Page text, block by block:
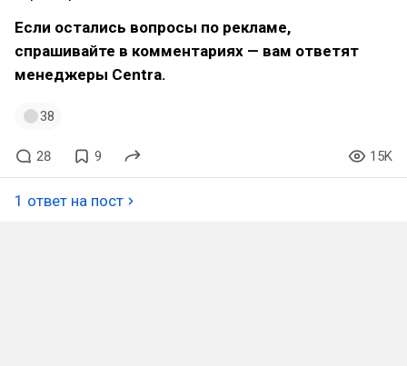
Если остались вопросы по рекламе,
спрашивайте в комментариях — вам ответят
менеджеры Centra.
38
28 9 15K
1 ответ на пост